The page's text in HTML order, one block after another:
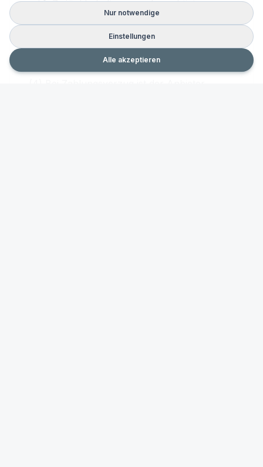
oder Zurückbehaltung nur berechtigt, wenn
seine Gegenforderung rechtskräftig
festgestellt, unbestritten oder vom Anbieter
Nur notwendige
Einstellungen
Alle akzeptieren